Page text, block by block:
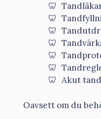
Akut
Oavsett om du